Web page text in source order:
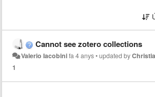
Cannot see zotero collections
Valerio Iacobinifa 4 anys•updated by
1